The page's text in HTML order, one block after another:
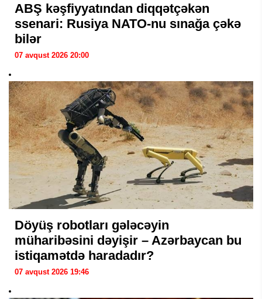
ABŞ kəşfiyyatından diqqətçəkən
ssenari: Rusiya NATO-nu sınağa çəkə
bilər
07 avqust 2026 20:00
Döyüş robotları gələcəyin
müharibəsini dəyişir – Azərbaycan bu
istiqamətdə haradadır?
07 avqust 2026 19:46